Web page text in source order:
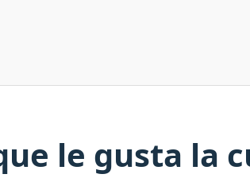
le gusta la